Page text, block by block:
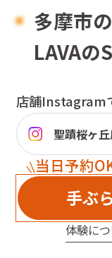
多摩市
LAVAの
店舗Instagram
聖蹟桜ヶ
当日予約
手ぶ
体験に